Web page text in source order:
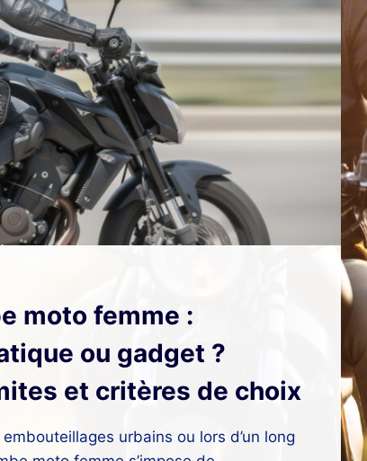
moto femme :
ou gadget ?
et critères de choix
urbains ou lors d’un long